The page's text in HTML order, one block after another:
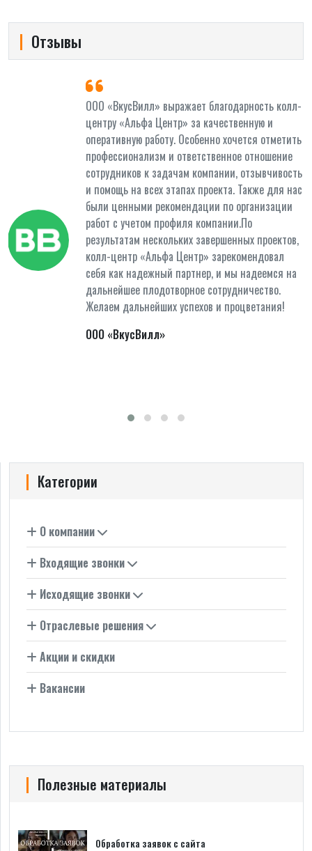
Отзывы
ООО «ВкусВилл» выражает благодарность колл-
центру «Альфа Центр» за качественную и
оперативную работу. Особенно хочется отметить
профессионализм и ответственное отношение
сотрудников к задачам компании, отзывчивость
и помощь на всех этапах проекта. Также для нас
были ценными рекомендации по организации
работ с учетом профиля компании.По
результатам нескольких завершенных проектов,
колл-центр «Альфа Центр» зарекомендовал
себя как надежный партнер, и мы надеемся на
дальнейшее плодотворное сотрудничество.
Желаем дальнейших успехов и процветания!
ООО «ВкусВилл»
Категории
О компании
Входящие звонки
Исходящие звонки
Отраслевые решения
Акции и скидки
Вакансии
Полезные материалы
Обработка заявок с сайта